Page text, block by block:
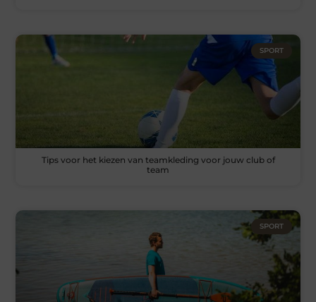
SPORT
Tips voor het kiezen van teamkleding voor jouw club of
team
SPORT